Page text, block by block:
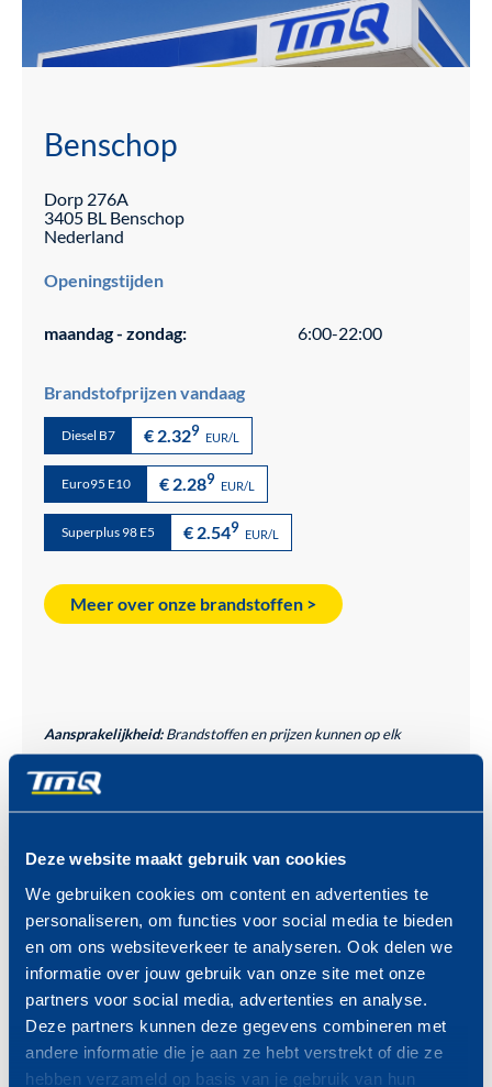
Deze website maakt gebruik van cookies
We gebruiken cookies om content en advertenties te
personaliseren, om functies voor social media te bieden
en om ons websiteverkeer te analyseren. Ook delen we
informatie over jouw gebruik van onze site met onze
partners voor social media, advertenties en analyse.
Deze partners kunnen deze gegevens combineren met
andere informatie die je aan ze hebt verstrekt of die ze
hebben verzameld op basis van je gebruik van hun
Benschop
Dorp 276A
3405 BL Benschop
Nederland
Openingstijden
maandag - zondag: 6:00-22:00
Brandstofprijzen vandaag
Diesel B7 € 2.329 EUR/L
Euro95 E10 € 2.289 EUR/L
Superplus 98 E5 € 2.549 EUR/L
Meer over onze brandstoffen >
Aansprakelijkheid:Brandstoffen en prijzen kunnen op elk
moment wijzigen zonder voorafgaande mededeling van TinQ
Nederland B.V. Alle prijzen zijn onder voorbehoud van
tekstfouten. Voor de gevolgen van tekstfouten wordt geen
B.V. niet verplicht het betreffende product of de betreffende
producten volgens de foutieve prijs/prijzen te leveren.